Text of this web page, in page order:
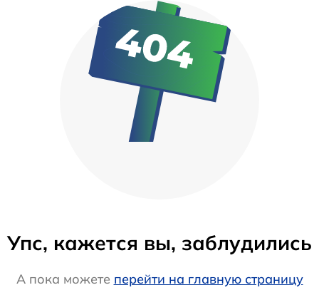
Упс, кажется вы, заблудились
А пока можете перейти на главную страницу